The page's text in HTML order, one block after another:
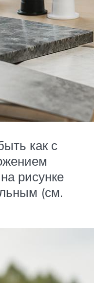
как с
рисунке
(см.